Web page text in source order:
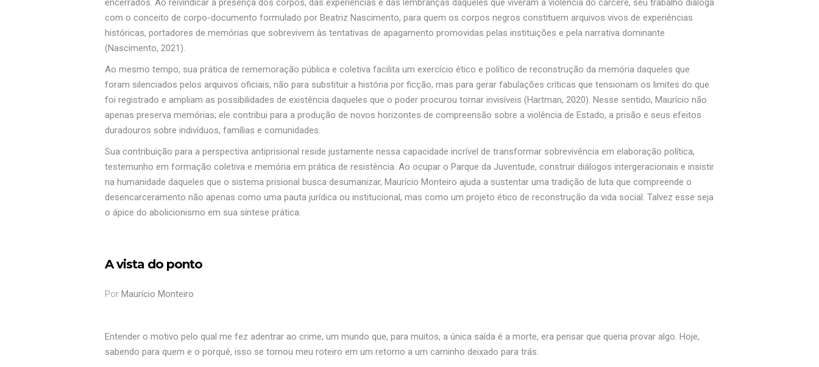
encerrados. Ao reivindicar a presença dos corpos, das experiências e das lembranças daqueles que viveram a violência do cárcere, seu trabalho dialoga
com o conceito de corpo-documento formulado por Beatriz Nascimento, para quem os corpos negros constituem arquivos vivos de experiências
históricas, portadores de memórias que sobrevivem às tentativas de apagamento promovidas pelas instituições e pela narrativa dominante
(Nascimento, 2021).
Ao mesmo tempo, sua prática de rememoração pública e coletiva facilita um exercício ético e político de reconstrução da memória daqueles que
foram silenciados pelos arquivos oficiais, não para substituir a história por ficção, mas para gerar fabulações críticas que tensionam os limites do que
foi registrado e ampliam as possibilidades de existência daqueles que o poder procurou tornar invisíveis (Hartman, 2020). Nesse sentido, Maurício não
apenas preserva memórias; ele contribui para a produção de novos horizontes de compreensão sobre a violência de Estado, a prisão e seus efeitos
duradouros sobre indivíduos, famílias e comunidades.
Sua contribuição para a perspectiva antiprisional reside justamente nessa capacidade incrível de transformar sobrevivência em elaboração política,
testemunho em formação coletiva e memória em prática de resistência. Ao ocupar o Parque da Juventude, construir diálogos intergeracionais e insistir
na humanidade daqueles que o sistema prisional busca desumanizar, Maurício Monteiro ajuda a sustentar uma tradição de luta que compreende o
desencarceramento não apenas como uma pauta jurídica ou institucional, mas como um projeto ético de reconstrução da vida social. Talvez esse seja
o ápice do abolicionismo em sua síntese prática.
A vista do ponto
Por Maurício Monteiro
Entender o motivo pelo qual me fez adentrar ao crime, um mundo que, para muitos, a única saída é a morte, era pensar que queria provar algo. Hoje,
sabendo para quem e o porquê, isso se tornou meu roteiro em um retorno a um caminho deixado para trás.